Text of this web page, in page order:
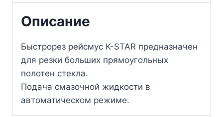
Описание
Быстрорез рейсмус K-STAR предназначен
для резки больших прямоугольных
полотен стекла.
Подача смазочной жидкости в
автоматическом режиме.